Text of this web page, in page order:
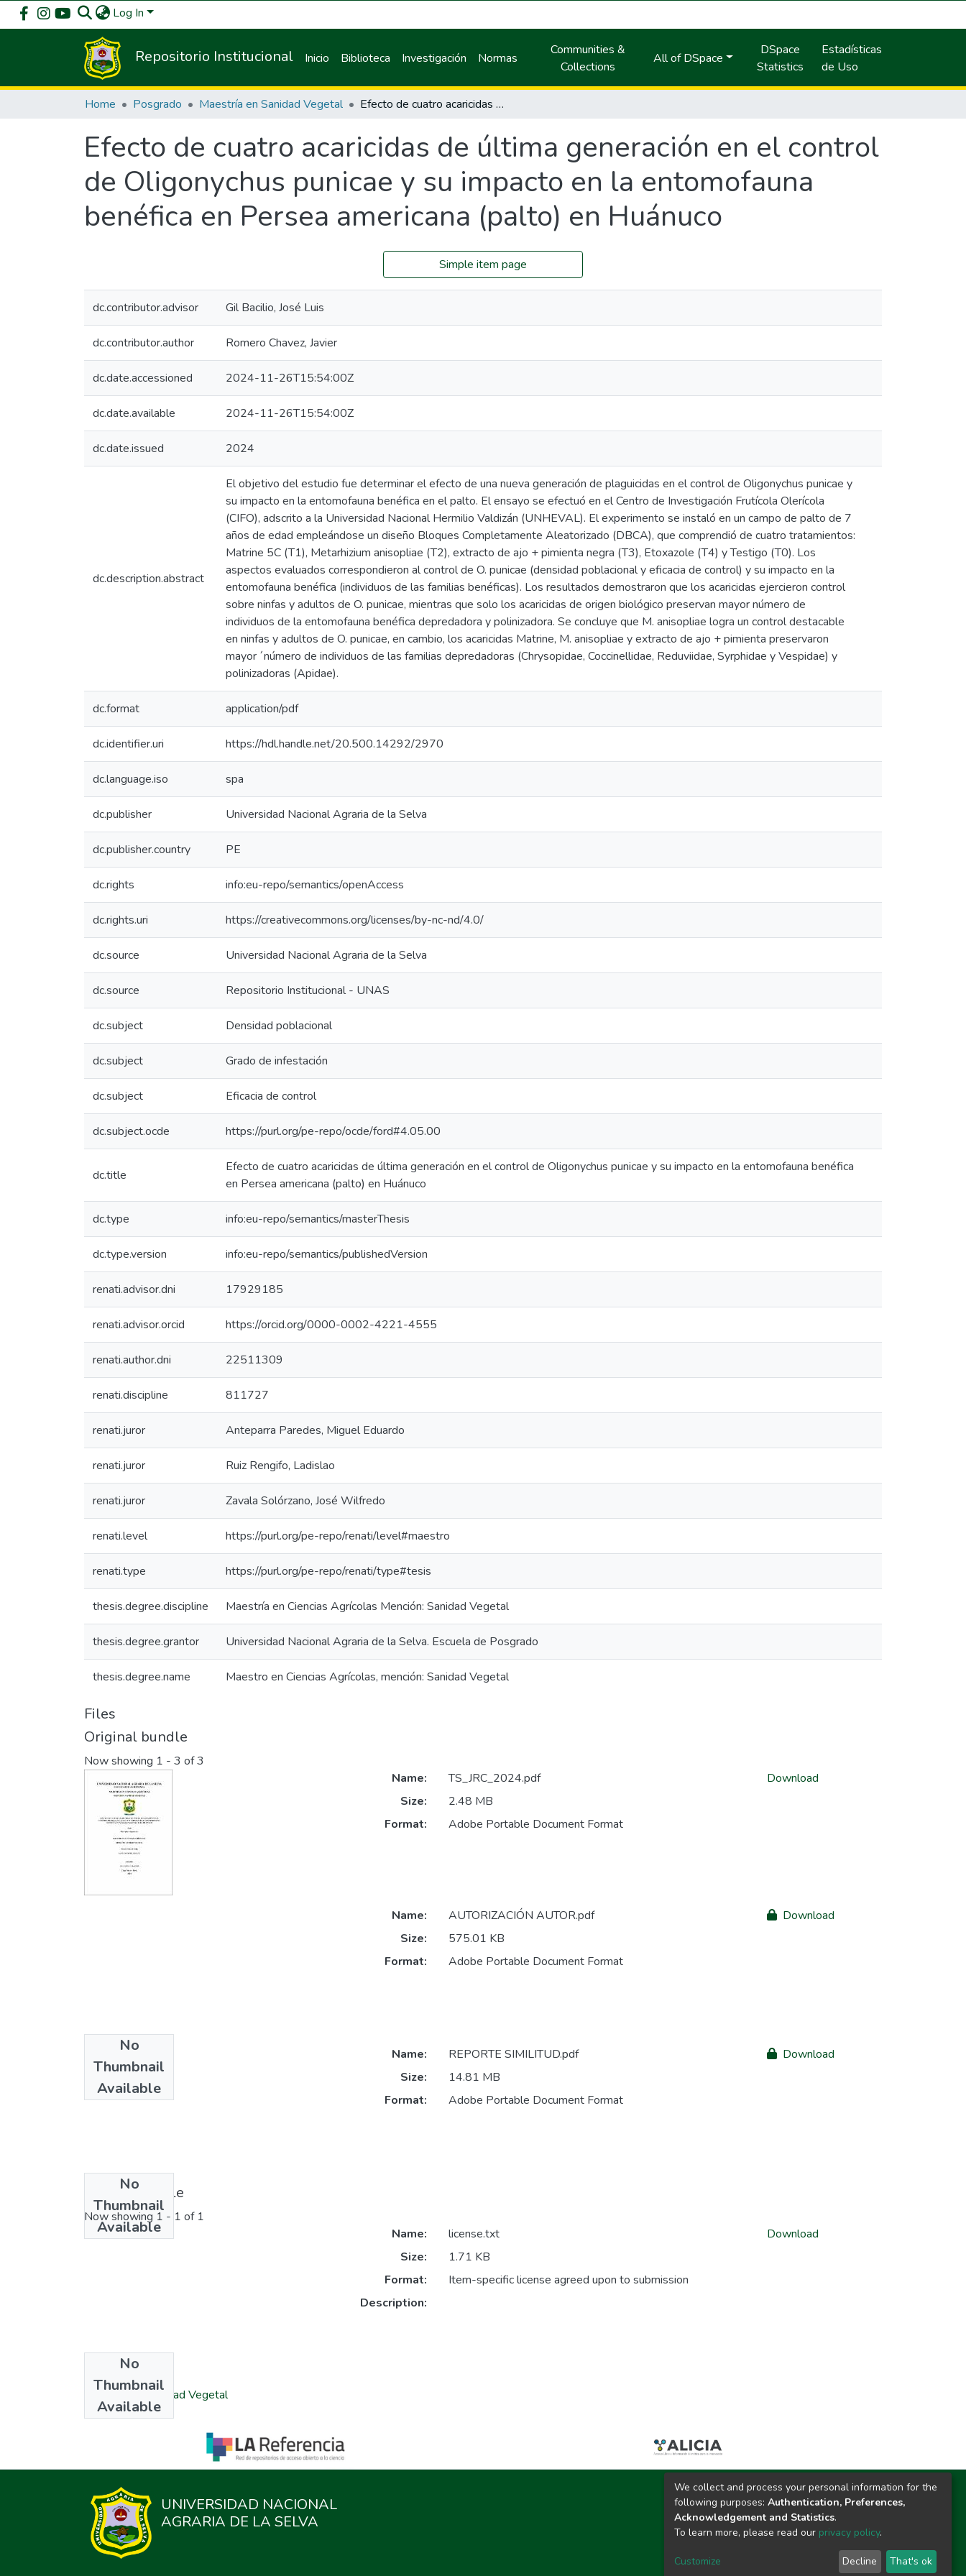
Log In
Repositorio Institucional Inicio Biblioteca Investigación Normas
Communities &
Collections
All of DSpace
DSpace
Statistics
Estadísticas
de Uso
Home Posgrado Maestría en Sanidad Vegetal Efecto de cuatro acaricidas de última generación en el control de Oligonychus punicae y su impacto en la entomofauna benéfica en Persea americana (palto) en Huánuco
Efecto de cuatro acaricidas de última generación en el control
de Oligonychus punicae y su impacto en la entomofauna
benéfica en Persea americana (palto) en Huánuco
Simple item page
dc.contributor.advisor Gil Bacilio, José Luis
dc.contributor.author Romero Chavez, Javier
dc.date.accessioned 2024-11-26T15:54:00Z
dc.date.available 2024-11-26T15:54:00Z
dc.date.issued 2024
dc.description.abstract
El objetivo del estudio fue determinar el efecto de una nueva generación de plaguicidas en el control de Oligonychus punicae y
su impacto en la entomofauna benéfica en el palto. El ensayo se efectuó en el Centro de Investigación Frutícola Olerícola
(CIFO), adscrito a la Universidad Nacional Hermilio Valdizán (UNHEVAL). El experimento se instaló en un campo de palto de 7
años de edad empleándose un diseño Bloques Completamente Aleatorizado (DBCA), que comprendió de cuatro tratamientos:
Matrine 5C (T1), Metarhizium anisopliae (T2), extracto de ajo + pimienta negra (T3), Etoxazole (T4) y Testigo (T0). Los
aspectos evaluados correspondieron al control de O. punicae (densidad poblacional y eficacia de control) y su impacto en la
entomofauna benéfica (individuos de las familias benéficas). Los resultados demostraron que los acaricidas ejercieron control
sobre ninfas y adultos de O. punicae, mientras que solo los acaricidas de origen biológico preservan mayor número de
individuos de la entomofauna benéfica depredadora y polinizadora. Se concluye que M. anisopliae logra un control destacable
en ninfas y adultos de O. punicae, en cambio, los acaricidas Matrine, M. anisopliae y extracto de ajo + pimienta preservaron
mayor ´número de individuos de las familias depredadoras (Chrysopidae, Coccinellidae, Reduviidae, Syrphidae y Vespidae) y
polinizadoras (Apidae).
dc.format application/pdf
dc.identifier.uri https://hdl.handle.net/20.500.14292/2970
dc.language.iso spa
dc.publisher Universidad Nacional Agraria de la Selva
dc.publisher.country PE
dc.rights info:eu-repo/semantics/openAccess
dc.rights.uri https://creativecommons.org/licenses/by-nc-nd/4.0/
dc.source Universidad Nacional Agraria de la Selva
dc.source Repositorio Institucional - UNAS
dc.subject Densidad poblacional
dc.subject Grado de infestación
dc.subject Eficacia de control
dc.subject.ocde https://purl.org/pe-repo/ocde/ford#4.05.00
dc.title
Efecto de cuatro acaricidas de última generación en el control de Oligonychus punicae y su impacto en la entomofauna benéfica
en Persea americana (palto) en Huánuco
dc.type info:eu-repo/semantics/masterThesis
dc.type.version info:eu-repo/semantics/publishedVersion
renati.advisor.dni 17929185
renati.advisor.orcid https://orcid.org/0000-0002-4221-4555
renati.author.dni 22511309
renati.discipline 811727
renati.juror Anteparra Paredes, Miguel Eduardo
renati.juror Ruiz Rengifo, Ladislao
renati.juror Zavala Solórzano, José Wilfredo
renati.level https://purl.org/pe-repo/renati/level#maestro
renati.type https://purl.org/pe-repo/renati/type#tesis
thesis.degree.discipline Maestría en Ciencias Agrícolas Mención: Sanidad Vegetal
thesis.degree.grantor Universidad Nacional Agraria de la Selva. Escuela de Posgrado
thesis.degree.name Maestro en Ciencias Agrícolas, mención: Sanidad Vegetal
Files
Original bundle
Now showing 1 - 3 of 3
Name:
TS_JRC_2024.pdf
Size:
2.48 MB
Format:
Adobe Portable Document Format
Download
No
Thumbnail
Available
Name:
AUTORIZACIÓN AUTOR.pdf
Size:
575.01 KB
Format:
Adobe Portable Document Format
Download
No
Thumbnail
Available
Name:
REPORTE SIMILITUD.pdf
Size:
14.81 MB
Format:
Adobe Portable Document Format
Download
License bundle
Now showing 1 - 1 of 1
No
Thumbnail
Available
Name:
license.txt
Size:
1.71 KB
Format:
Item-specific license agreed upon to submission
Description:
Download
Collections
Maestría en Sanidad Vegetal
UNIVERSIDAD NACIONAL
AGRARIA DE LA SELVA
Ciudad Universitaria
Carretera Central km. 1.21 Tingo María, Huánuco
Datos del contacto
repositorio@unas.edu.pe
https://portalweb.unas.edu.pe/
We collect and process your personal information for the
following purposes: Authentication, Preferences,
Acknowledgement and Statistics.
To learn more, please read our privacy policy.
Customize Decline That's ok